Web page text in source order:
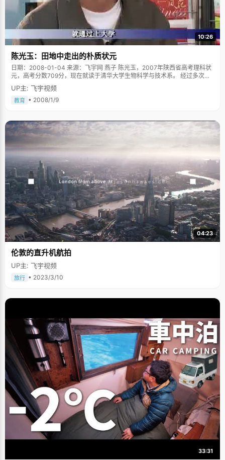
10:26
陈光玉：田地中走出的朴质状元
日期：2008-01-04 来源：飞宇网 燕子 陈光玉，2007年陕西省高考理科状
元，高考分数709分，现在就读于清华大学生物科学与技术系。 经过多次沟
通，陈光玉终于同意了我们的采访，并约在一个阳光明媚的秋后早晨见面。
见面那天，他穿了件棕灰色的略显得有些老气的夹克，谦虚甚至有些谨慎的
跟我们打招呼，眉宇间的憨厚浑然展示着一个一股子朴实的气息，不禁感
放在哪里，求助的望向摄影师，他还是不习惯面对镜头。连续拍了七八张照
片都不能满意，表情有些不自然，直到摄影师开玩笑的说："看这里，今天天
到了这个略带羞涩的笑容。 只要考上西安交大就可以了 陈光玉高中状元可谓
是一石激起千层浪，十九年了，这个小县城终于又等来了一个状元，陈光玉
所在中学城固一中也因此蜚声内外，生源猛增，陈光玉每天在田间劳作的父
母也被乡里村间的家长，各种媒体拥围着询问教育孩子的方法。虽然以前陈
光玉的好成绩已经被人们瞩目，但这次的高中，让陈光玉确确实实的尝到了
名人的感觉，"走到哪里，总感觉有人在关注我"。 陈光玉是个很实在而且很
容易满足的人，当我问他考中状元什么感觉的时候，他很激动的说："我从来
没有想过要当状元，只想过要考个好大学。得状元就像天下掉了个大饼，正
好砸中我，太幸运了"。如果看到陈光玉的高考志愿表，你就会丝毫不怀疑他
话的真实：从第一个志愿填到第十个志愿，而且每所学校的四个专业都写得
满满的。"当时想，如果能考上清华北大最好了，底线是西安交大。我爸爸曾
经说过，只要我能考上西安交大，他就很满足了。"我又问，如果当时没有考
上清华，会去复读吗？陈光玉肯定的摇了摇头，有些难为情的说："不想复读
了，会很辛苦，而且家里负担太重。" 陈光玉家在农村，父母都是农民，几亩
几千块钱的收入。尽管陈光玉因成绩优秀被免去了高中的全部学费，还有几
百块竞赛奖金，但是各种杂费、生活费还是占到了家庭收入的大部分。 "大学
学校的奖学金了，然后看看有没有勤工俭学的机会，我想应该会有办法的。"
奖状，在他们家堂屋的一面墙上密密麻麻的贴满了各种奖状。陈光玉很骄傲
的说，这是对自己的肯定，也是对父母最好的一个交代。 每年除夕夜，贴好
春联之后，陈光玉会把一年里获得的各种奖状拿出来，认真地一张张贴到堂
屋的墙上，爸爸在一旁指导，妈妈帮忙弄糨糊，陈光玉说，那就像一个仪式
一样庄重。农村的家长大概都是那样，把孩子的教育看得很重，或许观念的
局限让他们只能把眼光放在了孩子的成绩上，分数是最好也最直接的唯一证
明。"每次贴奖状的时候，爸爸妈妈都特别的开心，比有了好收成还开心。"
"大概贴了多少，有数过吗？" 陈光玉很认真的想了想，"墙上的大概有三四十
张吧，后来贴不下了，在书柜里藏了十多张，还有一些证书没有贴"。 "那么
多，你觉得自己聪明吗？" 这时，陈光玉坐直了身子，很认真的说："我可以
肯定的说，我不是聪明的人，跟清华很多同学比甚至要逊色一些，但我属于
那种特别踏实，认真型的。其实我也不是一直很优秀，曾经有段时间差点就
没上学了。" 这句话让我们惊讶得大跌眼镜，不敢相信这么好的学生居然有厌
学的历史。陈光玉回忆说，"初一成绩一直都很好的，初二下学期不知怎么
的，突然产生了厌学情绪，不想学习，不想听课，甚至连学校也不想去。后
来我就跟爸爸说不想上学了，爸爸就问我是不是真的不想上学了，我很肯定
&rsquo;。"爸爸那句认真严肃的话让陈光玉愣住了，他没有想到父亲居然同
UP主: 飞宇视频
教育 • 2008/1/9
04:23
伦敦的直升机航拍
UP主: 飞宇视频
旅行 • 2023/3/10
33:31